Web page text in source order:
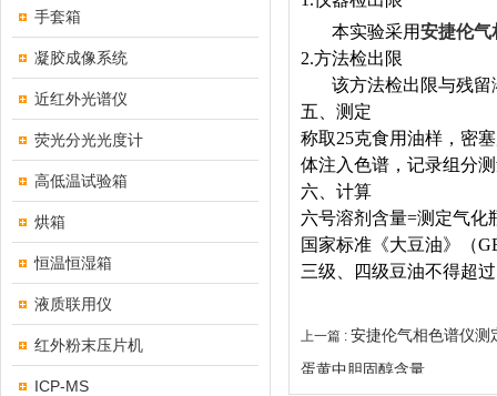
手套箱
凝胶成像系统
近红外光谱仪
荧光分光光度计
高低温试验箱
烘箱
恒温恒湿箱
液质联用仪
红外粉末压片机
ICP-MS
本实验采用安捷伦气
2.方法检出限
该方法检出限与残留
五、测定
称取25克食用油样，密
体注入色谱，记录组分
六、计算
六号溶剂含量=测定气化
国家标准《大豆油》（
三级、四级豆油不得超
上一篇 : 安捷伦气相色谱仪测
蛋黄中胆固醇含量